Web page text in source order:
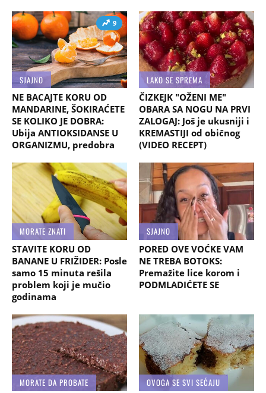
9
SJAJNO
NE BACAJTE KORU OD
MANDARINE, ŠOKIRAĆETE
SE KOLIKO JE DOBRA:
Ubija ANTIOKSIDANSE U
ORGANIZMU, predobra
LAKO SE SPREMA
ČIZKEJK "OŽENI ME"
OBARA SA NOGU NA PRVI
ZALOGAJ: Još je ukusniji i
KREMASTIJI od običnog
(VIDEO RECEPT)
MORATE ZNATI
STAVITE KORU OD
BANANE U FRIŽIDER: Posle
samo 15 minuta rešila
problem koji je mučio
godinama
SJAJNO
PORED OVE VOĆKE VAM
NE TREBA BOTOKS:
Premažite lice korom i
PODMLADIĆETE SE
MORATE DA PROBATE
OVOGA SE SVI SEĆAJU